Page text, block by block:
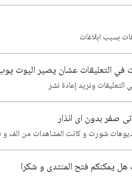
بسبب ابلاغات
في التعليقات عشان يصير اليوت
ونريد إعادة نشر
صفر بدون اى انذار
و كانت المشاهدات من الف و نصف الى ١٥ الف و كنت اقوم
هل يمكنكم فتح المنتدى و شكرا